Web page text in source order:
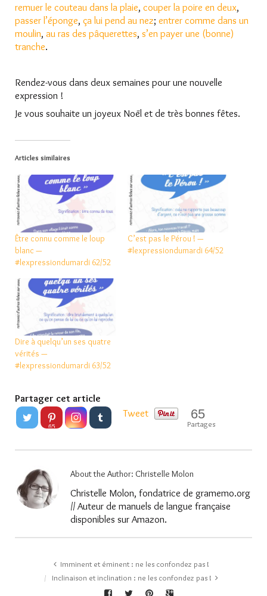
remuer le couteau dans la plaie, couper la poire en deux,
passer l’éponge, ça lui pend au nez; entrer comme dans un
moulin, au ras des pâquerettes, s’en payer une (bonne)
tranche.
Rendez-vous dans deux semaines pour une nouvelle
expression !
Je vous souhaite un joyeux Noël et de très bonnes fêtes.
Articles similaires
Être connu comme le loup
blanc —
#lexpressiondumardi 62/52
C’est pas le Pérou ! —
#lexpressiondumardi 64/52
Dire à quelqu’un ses quatre
vérités —
#lexpressiondumardi 63/52
Partager cet article
65
Tweet 65
Partages
About the Author: Christelle Molon
Christelle Molon, fondatrice de gramemo.org
// Auteur de manuels de langue française
disponibles sur Amazon.
Imminent et éminent : ne les confondez pas !
Inclinaison et inclination : ne les confondez pas !